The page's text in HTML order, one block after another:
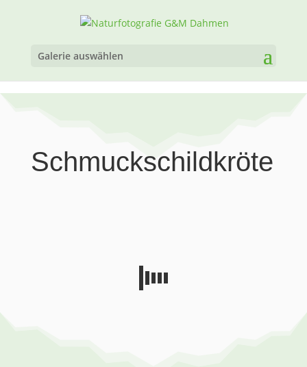
Galerie auswählen
Schmuckschildkröte